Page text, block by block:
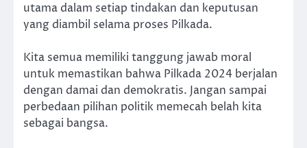
utama dalam setiap tindakan dan keputusan
yang diambil selama proses Pilkada.
Kita semua memiliki tanggung jawab moral
untuk memastikan bahwa Pilkada 2024 berjalan
dengan damai dan demokratis. Jangan sampai
perbedaan pilihan politik memecah belah kita
sebagai bangsa.